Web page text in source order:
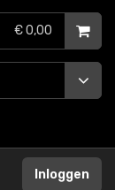
€ 0,00
Inloggen